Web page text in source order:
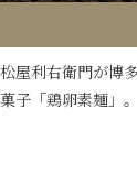
屋利右衛門が博
子「鶏卵素麺」。